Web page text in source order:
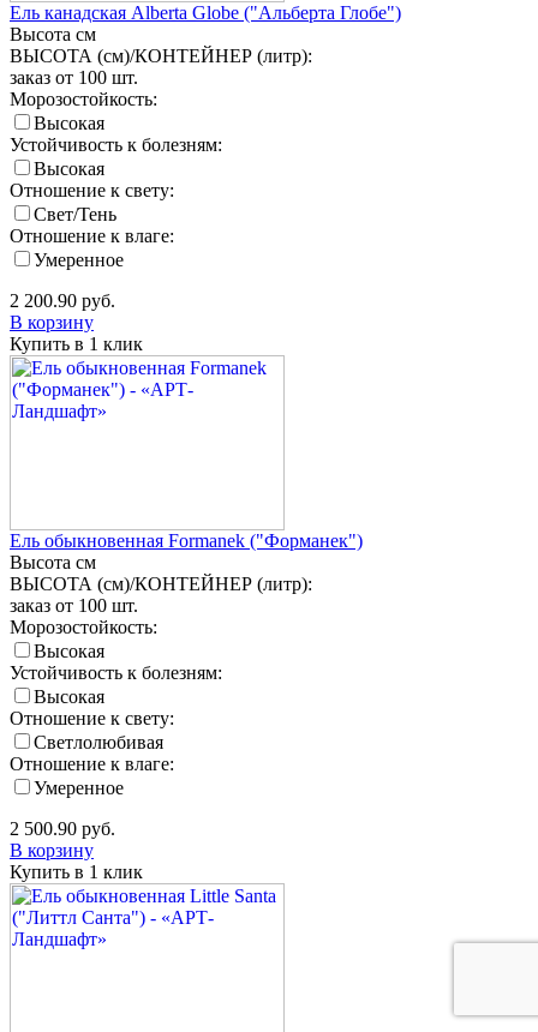
Ель канадская Alberta Globe ("Альберта Глобе")
Высота см
ВЫСОТА (см)/КОНТЕЙНЕР (литр):
заказ от 100 шт.
Морозостойкость:
Высокая
Устойчивость к болезням:
Высокая
Отношение к свету:
Свет/Тень
Отношение к влаге:
Умеренное
2 200.90 руб.
В корзину
Купить в 1 клик
Ель обыкновенная Formanek ("Форманек")
Высота см
ВЫСОТА (см)/КОНТЕЙНЕР (литр):
заказ от 100 шт.
Морозостойкость:
Высокая
Устойчивость к болезням:
Высокая
Отношение к свету:
Светлолюбивая
Отношение к влаге:
Умеренное
2 500.90 руб.
В корзину
Купить в 1 клик